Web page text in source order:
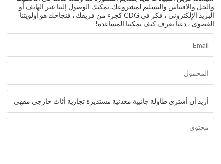
والحل والاقتباس والتسليم لمشروعك. يمكنك الوصول إلينا عبر الهاتف أو
البريد الإلكتروني ، فكر في CDG كجزء من فريقك ، فنجاحك هو أولويتنا
القصوى ، دعنا نعرف كيف يمكننا المساعدة!